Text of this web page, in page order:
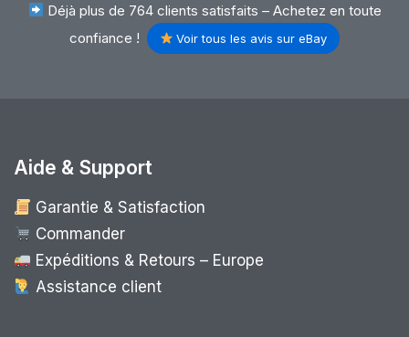
Déjà plus de 764 clients satisfaits – Achetez en toute
confiance !
Voir tous les avis sur eBay
Aide & Support
Garantie & Satisfaction
Commander
Expéditions & Retours – Europe
Assistance client